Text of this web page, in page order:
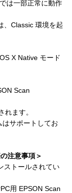
一部正常に動作
Classic 環境を起
X Native モード
Scan
ます。
サポートしてお
注意事項＞
ストールされてい
用 EPSON Scan